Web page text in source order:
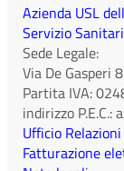
Azienda USL
Servizio
Sede Legale:
Via De Gasperi 8
Partita IVA:
indirizzo P.E.C.:
Ufficio
Fatturazione